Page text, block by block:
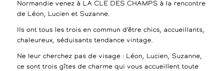
Normandie venez à LA CLE DES CHAMPS à la rencontre
de Léon, Lucien et Suzanne.
Ils ont tous les trois en commun d’être chics, accueillants,
chaleureux, séduisants tendance vintage.
Ne leur cherchez pas de visage : Léon, Lucien, Suzanne,
ce sont trois gîtes de charme qui vous accueillent toute